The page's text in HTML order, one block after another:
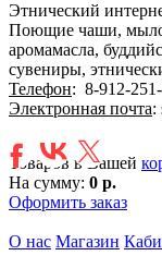
Этнический
Поющие чаши,
аромамасла,
сувениры,
Телефон: 8-912-
Электронная почта:
Товаров в Вашей
На сумму: 0 р.
Оформить заказ
О нас Магазин